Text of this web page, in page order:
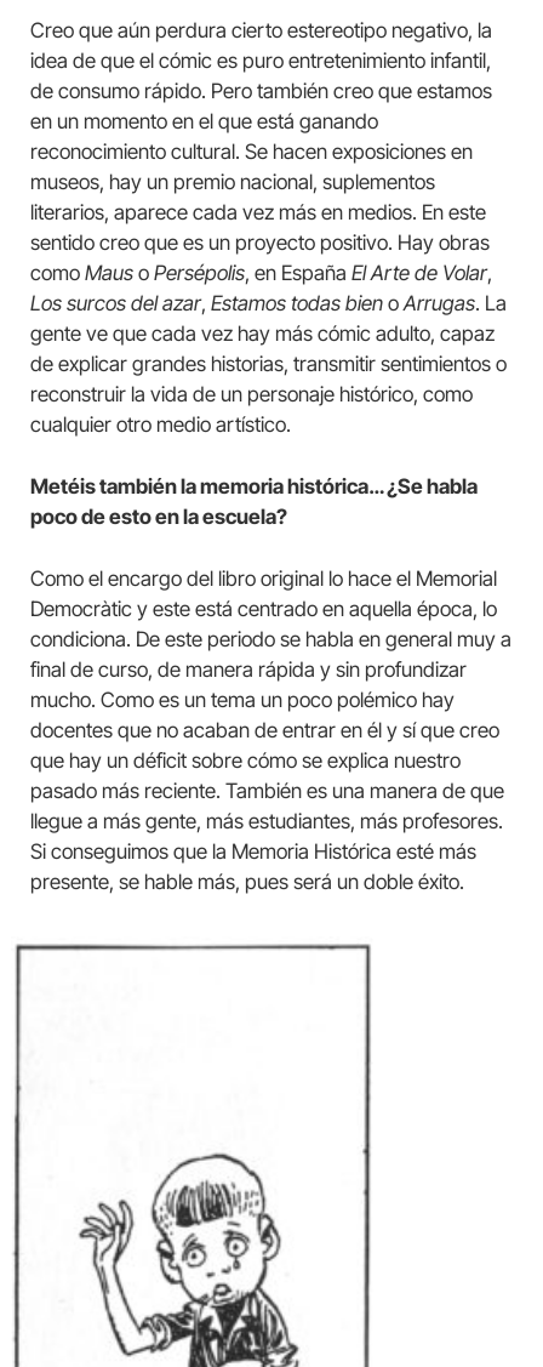
Creo que aún perdura cierto estereotipo negativo, la
idea de que el cómic es puro entretenimiento infantil,
de consumo rápido. Pero también creo que estamos
en un momento en el que está ganando
reconocimiento cultural. Se hacen exposiciones en
museos, hay un premio nacional, suplementos
literarios, aparece cada vez más en medios. En este
sentido creo que es un proyecto positivo. Hay obras
como Maus o Persépolis, en España El Arte de Volar,
Los surcos del azar, Estamos todas bien o Arrugas. La
gente ve que cada vez hay más cómic adulto, capaz
de explicar grandes historias, transmitir sentimientos o
reconstruir la vida de un personaje histórico, como
cualquier otro medio artístico.
Metéis también la memoria histórica… ¿Se habla
poco de esto en la escuela?
Como el encargo del libro original lo hace el Memorial
Democràtic y este está centrado en aquella época, lo
condiciona. De este periodo se habla en general muy a
final de curso, de manera rápida y sin profundizar
mucho. Como es un tema un poco polémico hay
docentes que no acaban de entrar en él y sí que creo
que hay un déficit sobre cómo se explica nuestro
pasado más reciente. También es una manera de que
llegue a más gente, más estudiantes, más profesores.
Si conseguimos que la Memoria Histórica esté más
presente, se hable más, pues será un doble éxito.